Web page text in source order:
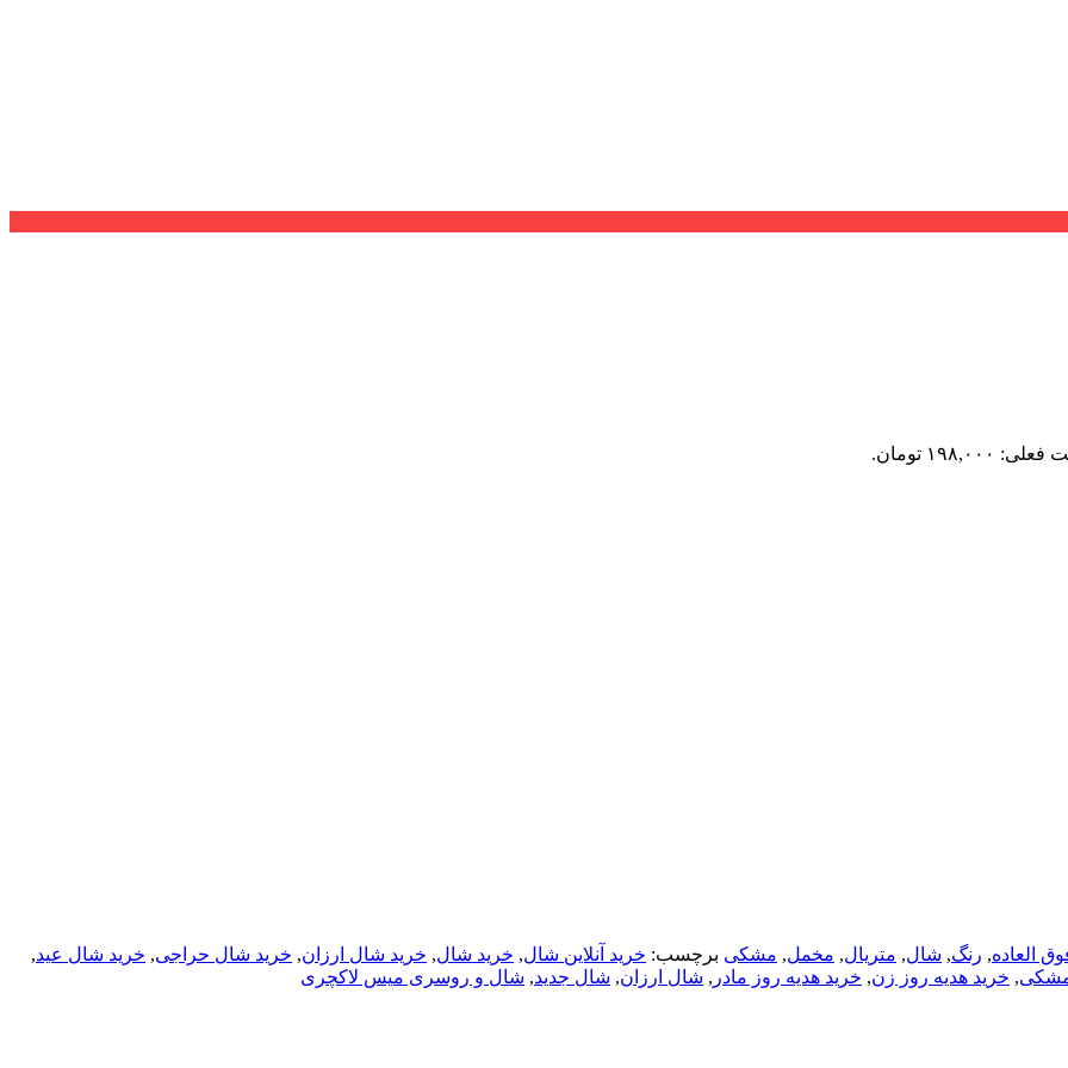
۱۹۸,۰۰۰ تومان.
العاده, رنگ, شال, متریال, مخمل, مشکی برچسب: خرید آنلاین شال, خرید شال, خرید شال ارزان, خرید شال حراجی, خرید شال عید,
, خرید هدیه روز زن, خرید هدیه روز مادر , شال ارزان, شال جدید, شال و روسری میس لاکچری